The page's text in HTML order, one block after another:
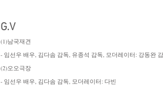
G.V
(1)남국재견
- 임선우 배우, 김다솜 감독, 유종석 감독, 모더레이터: 강동완
(2)오오극장
- 임선우 배우, 김다솜 감독, 모더레이터: 다빈